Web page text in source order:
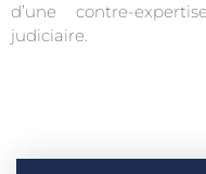
d’une contre-
judiciaire.